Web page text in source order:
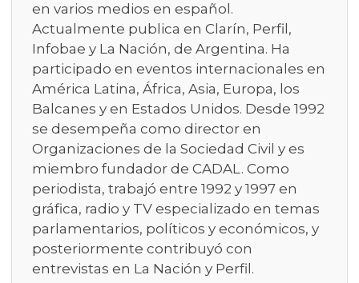
en varios medios en español.
Actualmente publica en Clarín, Perfil,
Infobae y La Nación, de Argentina. Ha
participado en eventos internacionales en
América Latina, África, Asia, Europa, los
Balcanes y en Estados Unidos. Desde 1992
se desempeña como director en
Organizaciones de la Sociedad Civil y es
miembro fundador de CADAL. Como
periodista, trabajó entre 1992 y 1997 en
gráfica, radio y TV especializado en temas
parlamentarios, políticos y económicos, y
posteriormente contribuyó con
entrevistas en La Nación y Perfil.